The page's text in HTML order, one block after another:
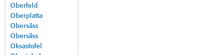
Oberfeld
Oberplatta
Obersäss
Obersäss
Oksastofel